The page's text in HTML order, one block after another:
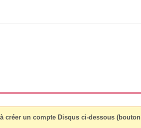
un compte Disqus ci-dessous